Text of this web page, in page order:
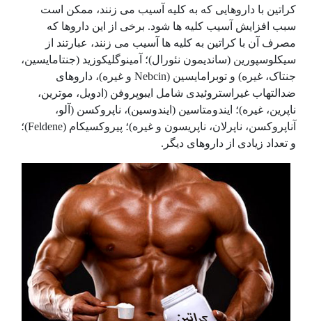
کراتین با داروهایی که به کلیه آسیب می زنند، ممکن است
سبب افزایش آسیب کلیه ها شود. برخی از این داروها که
مصرف آن با کراتین به کلیه ها آسیب می زنند، عبارتند از
سیکلوسپورین (ساندیمون نئورال)؛ آمینوگلیکوزید (جنتامایسین،
جنتاک، غیره) و توبرامایسین (Nebcin و غیره)، داروهای
ضدالتهاب غیراستروئیدی شامل ایبوپروفن (ادویل، موترین،
ناپرین، غیره)؛ ایندومتاسین (ایندوسین)، ناپروکسن (آلو،
آناپروکسن، ناپرلان، ناپریسون و غیره)؛ پیروکسیکام (Feldene)؛
و تعداد زیادی از داروهای دیگر.